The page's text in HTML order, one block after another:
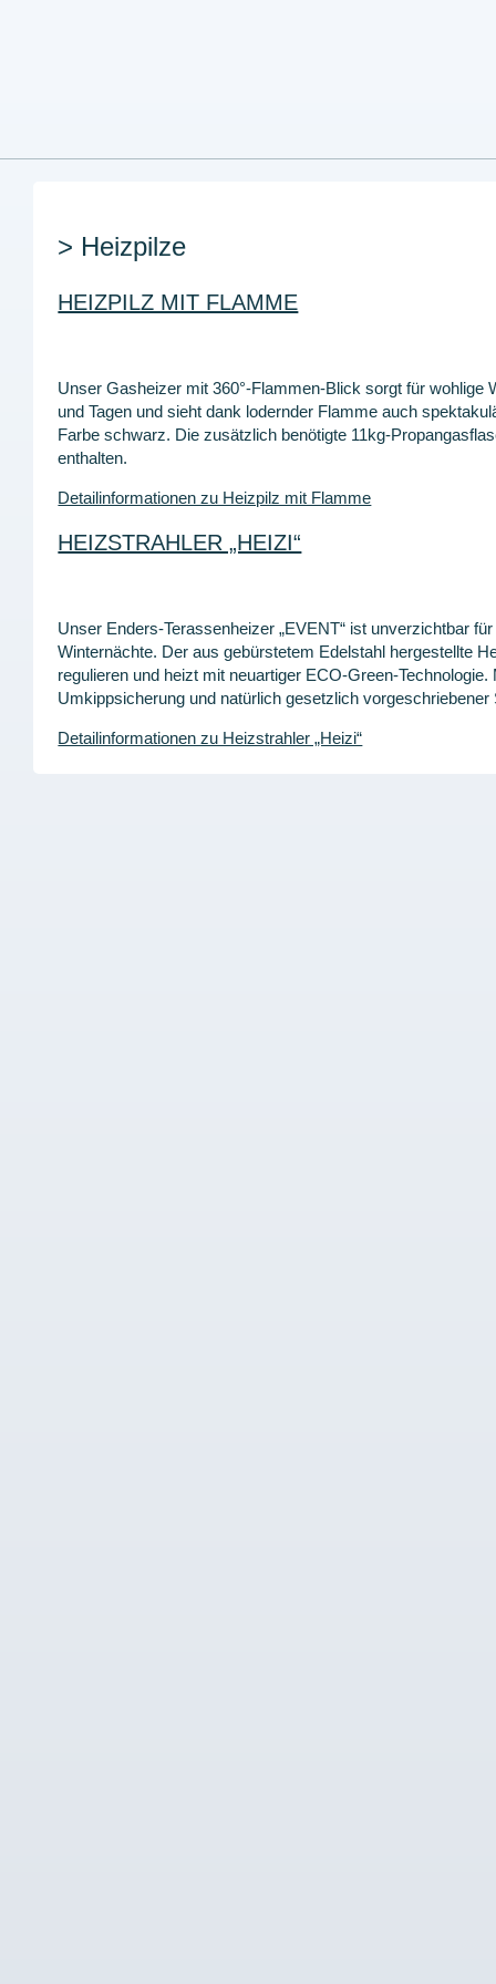
> Heizpilze
HEIZPILZ MIT FLAMME
Unser Gasheizer mit 360°-Flammen-Blick sorgt für wohlige
und Tagen und sieht dank lodernder Flamme auch
Farbe schwarz. Die zusätzlich benötigte 11kg-
enthalten.
Detailinformationen zu Heizpilz mit Flamme
HEIZSTRAHLER „HEIZI“
Unser Enders-Terassenheizer „EVENT“ ist unverzichtbar
Winternächte. Der aus gebürstetem Edelstahl hergestellte
regulieren und heizt mit neuartiger ECO-Green-Technologie.
Umkippsicherung und natürlich gesetzlich
Detailinformationen zu Heizstrahler „Heizi“